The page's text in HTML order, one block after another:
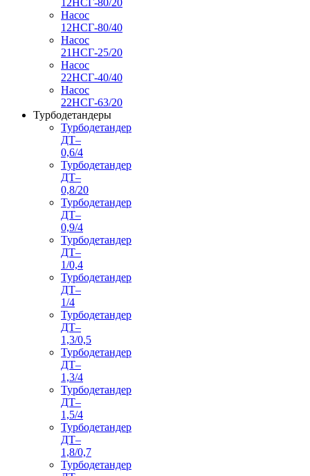
Насос
12НСГ-80/40
Насос
21НСГ-25/20
Насос
22НСГ-40/40
Насос
22НСГ-63/20
Турбодетандеры
Турбодетандер
ДТ–
0,6/4
Турбодетандер
ДТ–
0,8/20
Турбодетандер
ДТ–
0,9/4
Турбодетандер
ДТ–
1/0,4
Турбодетандер
ДТ–
1/4
Турбодетандер
ДТ–
1,3/0,5
Турбодетандер
ДТ–
1,3/4
Турбодетандер
ДТ–
1,5/4
Турбодетандер
ДТ–
1,8/0,7
Турбодетандер